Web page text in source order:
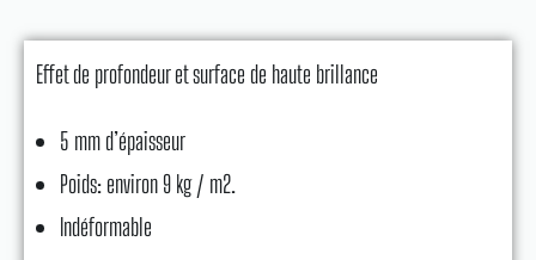
Effet de profondeur et surface de haute brillance
5 mm d’épaisseur
Poids: environ 9 kg / m2.
Indéformable